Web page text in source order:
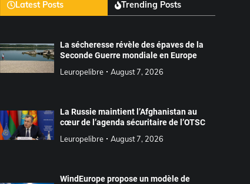
Latest Posts Trending Posts
La sécheresse révèle des épaves de la
Seconde Guerre mondiale en Europe
Leuropelibre
August 7, 2026
La Russie maintient l’Afghanistan au
cœur de l’agenda sécuritaire de l’OTSC
Leuropelibre
August 7, 2026
WindEurope propose un modèle de